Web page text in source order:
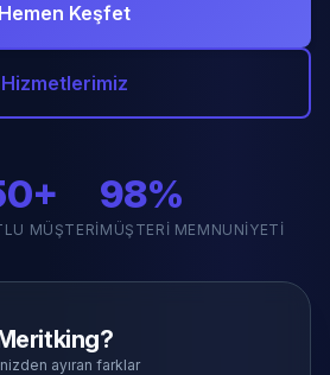
Hemen Keşfet
Hizmetlerimiz
MÜŞTERI
98%
MÜŞTERI MEMNUNIYETI
ayıran farklar